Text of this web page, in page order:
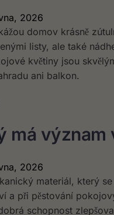
2026
domov krásně
listy, ale také
květiny jsou
ani balkon.
má význam
2026
materiál, který
a při pěstování
schopnost